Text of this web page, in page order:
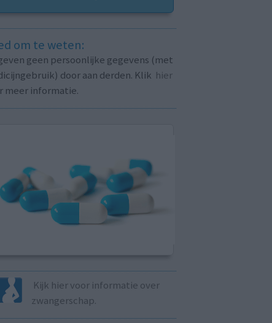
om te weten:
geen persoonlijke gegevens (met
door aan derden. Klik hier
meer informatie.
Kijk hier voor informatie over
zwangerschap.